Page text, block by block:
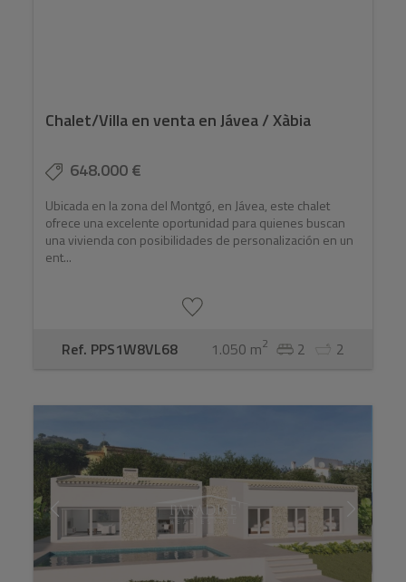
Chalet/Villa en venta en Jávea / Xàbia
648.000 €
Ubicada en la zona del Montgó, en Jávea, este chalet
ofrece una excelente oportunidad para quienes buscan
una vivienda con posibilidades de personalización en un
ent...
Ref. PPS1W8VL68 1.050 m2 2 2